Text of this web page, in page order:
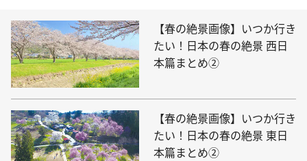
【春の絶景画像】いつか行き
たい！日本の春の絶景 西日
本篇まとめ②
【春の絶景画像】いつか行き
たい！日本の春の絶景 東日
本篇まとめ②